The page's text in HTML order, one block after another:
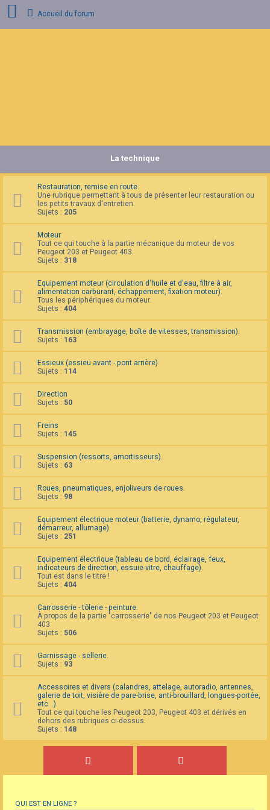
s
Accueil du forum
La technique
Restauration, remise en route.
Une rubrique permettant à tous de présenter leur restauration ou
les petits travaux d'entretien.
Sujets : 205
Moteur
Tout ce qui touche à la partie mécanique du moteur de vos
Peugeot 203 et Peugeot 403.
Sujets : 318
Equipement moteur (circulation d'huile et d'eau, filtre à air,
alimentation carburant, échappement, fixation moteur).
Tous les périphériques du moteur.
Sujets : 404
Transmission (embrayage, boîte de vitesses, transmission).
Sujets : 163
Essieux (essieu avant - pont arrière).
Sujets : 114
Direction
Sujets : 50
Freins
Sujets : 145
Suspension (ressorts, amortisseurs).
Sujets : 63
Roues, pneumatiques, enjoliveurs de roues.
Sujets : 98
Equipement électrique moteur (batterie, dynamo, régulateur,
démarreur, allumage).
Sujets : 251
Equipement électrique (tableau de bord, éclairage, feux,
indicateurs de direction, essuie-vitre, chauffage).
Tout est dans le titre !
Sujets : 404
Carrosserie - tôlerie - peinture.
À propos de la partie "carrosserie" de nos Peugeot 203 et Peugeot
403.
Sujets : 506
Garnissage - sellerie.
Sujets : 93
Accessoires et divers (calandres, attelage, autoradio, antennes,
galerie de toit, visière de pare-brise, anti-brouillard, longues-portée,
etc...).
Tout ce qui touche les Peugeot 203, Peugeot 403 et dérivés en
dehors des rubriques ci-dessus.
Sujets : 148
QUI EST EN LIGNE ?